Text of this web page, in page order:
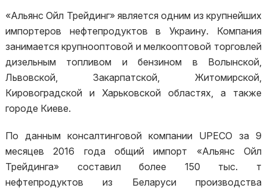
«Альянс Ойл Трейдинг» является одним из крупнейших
импортеров нефтепродуктов в Украину. Компания
занимается крупнооптовой и мелкооптовой торговлей
дизельным топливом и бензином в Волынской,
Львовской, Закарпатской, Житомирской,
Кировоградской и Харьковской областях, а также
городе Киеве.
По данным консалтинговой компании UPECO за 9
месяцев 2016 года общий импорт «Альянс Ойл
Трейдинга» составил более 150 тыс. т
нефтепродуктов из Беларуси производства